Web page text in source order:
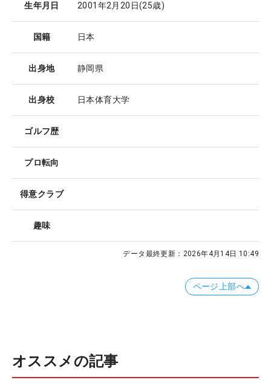
生年月日 2001年2月20日(25歳)
国籍 日本
出身地 静岡県
出身校 日本体育大学
ゴルフ歴
プロ転向
得意クラブ
趣味
データ最終更新： 2026年4月14日 10:49
ページ上部へ
オススメの記事